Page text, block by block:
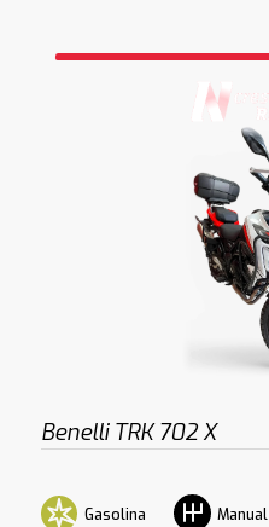
Benelli TRK 702 X
Gasolina Manual